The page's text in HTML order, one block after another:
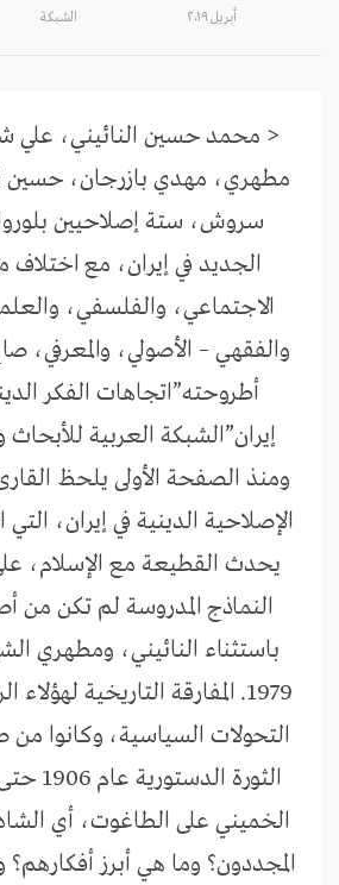
أبريل ۲۰۱۹
الشبكة
< محمد حسين النائيني، علي
مطهري، مهدي بازرجان، حسين
سروش، ستة إصلاحيين بلوروا
الجديد في إيران، مع
الاجتماعي، والفلسفي،
والفقهي – الأصولي،
أطروحته”اتجاهات الفكر
ومنذ الصفحة الأولى يلحظ
الإصلاحية الدينية في إيران،
يحدث القطيعة مع الإسلام،
النماذج المدروسة لم تكن من
باستثناء النائيني، ومطهري
1979. المفارقة التاريخية
التحولات السياسية، وكانوا
الثورة
الخميني على الطاغوت، أي
المجددون؟ وما هي أبرز أفكارهم؟